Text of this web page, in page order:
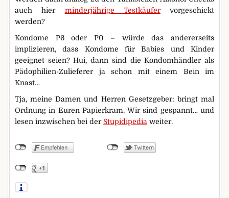
auch hier minderjährige Testkäufervorgeschickt
werden?
Kondome P6 oder P0 – würde das andererseits
implizieren, dass Kondome für Babies und Kinder
geeignet seien? Hui, dann sind die Kondomhändler als
Pädophilien-Zulieferer ja schon mit einem Bein im
Knast…
Tja, meine Damen und Herren Gesetzgeber: bringt mal
Ordnung in Euren Papierkram. Wir sind gespannt… und
lesen inzwischen bei der Stupidipedia weiter.